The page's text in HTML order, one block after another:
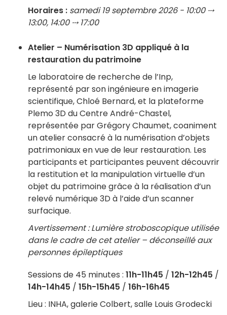
Horaires : samedi 19 septembre 2026 - 10:00 ⤏
13:00, 14:00 ⤏ 17:00
Atelier – Numérisation 3D appliqué à la
restauration du patrimoine
Le laboratoire de recherche de l’Inp,
représenté par son ingénieure en imagerie
scientifique, Chloé Bernard, et la plateforme
Plemo 3D du Centre André-Chastel,
représentée par Grégory Chaumet, coaniment
un atelier consacré à la numérisation d’objets
patrimoniaux en vue de leur restauration. Les
participants et participantes peuvent découvrir
la restitution et la manipulation virtuelle d’un
objet du patrimoine grâce à la réalisation d’un
relevé numérique 3D à l’aide d’un scanner
surfacique.
Avertissement : Lumière stroboscopique utilisée
dans le cadre de cet atelier – déconseillé aux
personnes épileptiques
Sessions de 45 minutes : 11h-11h45 / 12h-12h45 /
14h-14h45 / 15h-15h45 / 16h-16h45
Lieu : INHA, galerie Colbert, salle Louis Grodecki